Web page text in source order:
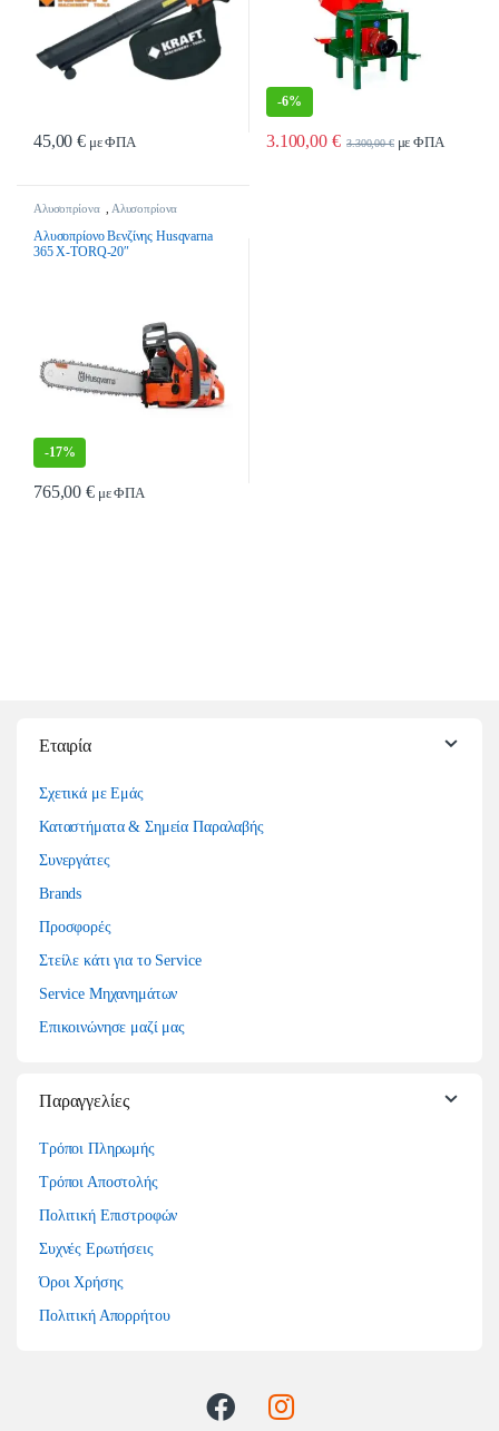
45,00€ με ΦΠΑ
-6%
3.100,00 € 3.300,00€με ΦΠΑ
Αλυσοπρίονα
Αλυσοπρίονα
Γεωργικά Εργαλεία
Αλυσοπρίονο Βενζίνης Husqvarna
365 X-TORQ-20″
-17%
765,00€με ΦΠΑ
Εταιρία
Σχετικά με Εμάς
Καταστήματα & Σημεία Παραλαβής
Συνεργάτες
Brands
Προσφορές
Στείλε κάτι για το Service
Service Μηχανημάτων
Επικοινώνησε μαζί μας
Παραγγελίες
Τρόποι Πληρωμής
Τρόποι Αποστολής
Πολιτική Επιστροφών
Συχνές Ερωτήσεις
Όροι Χρήσης
Πολιτική Απορρήτου